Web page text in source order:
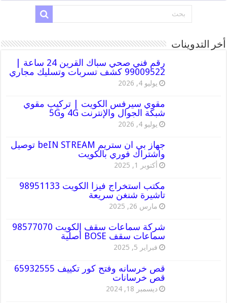
أخر التدوينات
رقم فني صحي سباك القرين 24 ساعة |
99009522 كشف تسربات وتسليك مجاري
يوليو 4, 2026
مقوي سيرفس الكويت | تركيب مقوي
شبكة الجوال والإنترنت 4G و5G
يوليو 4, 2026
جهاز بي ان ستريم beIN STREAM توصيل
واشتراك فوري بالكويت
أكتوبر 1, 2025
مكتب استخراج فيزا الكويت 98951133
تاشيرة شنغن سريعة
مارس 26, 2025
شركة سماعات سقف الكويت 98577070
سماعات سقف BOSE أصلية
فبراير 5, 2025
قص خرسانه وفتح كور تكييف 65932555
قص خرسانات
ديسمبر 18, 2024